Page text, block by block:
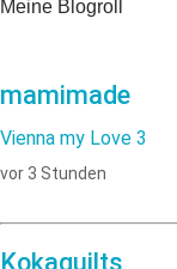
Meine Blogroll
mamimade
Vienna my Love 3
vor 3 Stunden
Kokaquilts